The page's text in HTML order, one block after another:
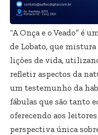
“A Onça e o Veado” é
de Lobato, que
lições de vida,
refletir aspectos da
um testemunho da
fábulas que são tanto
oferecendo aos
perspectiva única